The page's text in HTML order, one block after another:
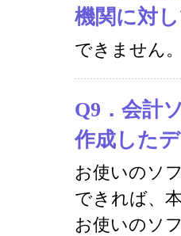
機関に対
できません
Q9．会計
作成した
お使いのソ
できれば、
お使いのソ